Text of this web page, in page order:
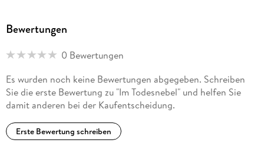
Bewertungen
0 Bewertungen
Es wurden noch keine Bewertungen abgegeben. Schreiben
Sie die erste Bewertung zu "Im Todesnebel" und helfen Sie
damit anderen bei der Kaufentscheidung.
Erste Bewertung schreiben